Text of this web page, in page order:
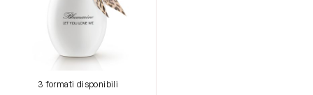
3 formati disponibili